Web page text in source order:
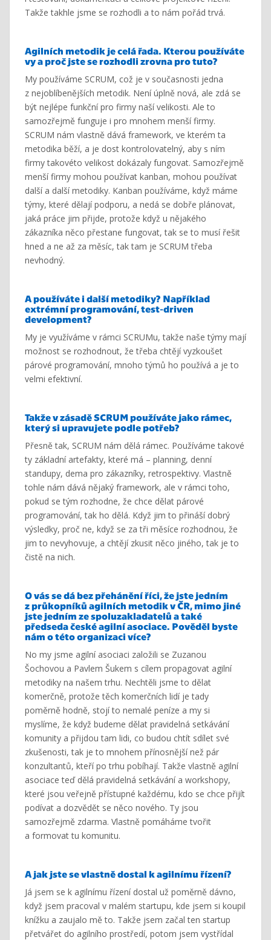
Takže takhle jsme se rozhodli a to nám pořád trvá.
Agilních metodik je celá řada. Kterou používáte
vy a proč jste se rozhodli zrovna pro tuto?
My používáme SCRUM, což je v současnosti jedna
z nejoblíbenějších metodik. Není úplně nová, ale zdá se
být nejlépe funkční pro firmy naší velikosti. Ale to
samozřejmě funguje i pro mnohem menší firmy.
SCRUM nám vlastně dává framework, ve kterém ta
metodika běží, a je dost kontrolovatelný, aby s ním
firmy takovéto velikost dokázaly fungovat. Samozřejmě
menší firmy mohou používat kanban, mohou používat
další a další metodiky. Kanban používáme, když máme
týmy, které dělají podporu, a nedá se dobře plánovat,
jaká práce jim přijde, protože když u nějakého
zákazníka něco přestane fungovat, tak se to musí řešit
hned a ne až za měsíc, tak tam je SCRUM třeba
nevhodný.
Apoužívátei další metodiky? Například
extrémní programování, test-driven
development?
My je využíváme v rámci SCRUMu, takže naše týmy mají
možnost se rozhodnout, že třeba chtějí vyzkoušet
párové programování, mnoho týmů ho používá a je to
velmi efektivní.
Takže vzásadě SCRUMpoužíváte jako rámec,
který si upravujete podle potřeb?
Přesně tak, SCRUM nám dělá rámec. Používáme takové
ty základní artefakty, které má – planning, denní
standupy, dema pro zákazníky, retrospektivy. Vlastně
tohle nám dává nějaký framework, ale v rámci toho,
pokud se tým rozhodne, že chce dělat párové
programování, tak ho dělá. Když jim to přináší dobrý
výsledky, proč ne, když se za tři měsíce rozhodnou, že
jim to nevyhovuje, a chtějí zkusit něco jiného, tak je to
čistě na nich.
O vás se dábezpřehánění říci, že jste jedním
z průkopníků agilních metodik v ČR, mimo jiné
jste jedním ze spoluzakladatelů a také
předseda české agilní asociace. Pověděl byste
nám o této organizaci více?
No my jsme agilní asociaci založili se Zuzanou
Šochovou a Pavlem Šukem s cílem propagovat agilní
metodiky na našem trhu. Nechtěli jsme to dělat
komerčně, protože těch komerčních lidí je tady
poměrně hodně, stojí to nemalé peníze a my si
myslíme, že když budeme dělat pravidelná setkávání
komunity a přijdou tam lidi, co budou chtít sdílet své
zkušenosti, tak je to mnohem přínosnější než pár
konzultantů, kteří po trhu pobíhají. Takže vlastně agilní
asociace teď dělá pravidelná setkávání a workshopy,
které jsou veřejně přístupné každému, kdo se chce přijít
podívat a dozvědět se něco nového. Ty jsou
samozřejmě zdarma. Vlastně pomáháme tvořit
a formovat tu komunitu.
A jak jstesevlastně dostal k agilnímu řízení?
Já jsem se k agilnímu řízení dostal už poměrně dávno,
když jsem pracoval v malém startupu, kde jsem si koupil
knížku a zaujalo mě to. Takže jsem začal ten startup
přetvářet do agilního prostředí, potom jsem vystřídal